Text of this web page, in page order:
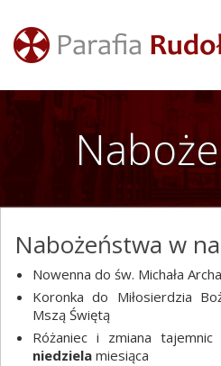
Nabożeństwa w
Nowenna do św. Michała
Koronka do Miłosierdzia
Mszą Świętą
Różaniec i zmiana tajemnic
niedziela miesiąca